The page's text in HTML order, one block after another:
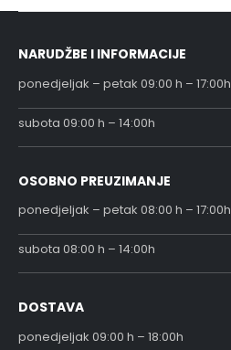
NARUDŽBE I INFORMACIJE
ponedjeljak – petak 09:00 h – 17:00h
subota 09:00 h – 14:00h
OSOBNO PREUZIMANJE
ponedjeljak – petak 08:00 h – 17:00h
subota 08:00 h – 14:00h
DOSTAVA
ponedjeljak 09:00 h – 18:00h